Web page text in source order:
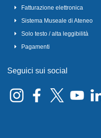
Fatturazione elettronica
Sistema Museale di Ateneo
Solo testo / alta leggibilità
Pagamenti
Seguici sui social